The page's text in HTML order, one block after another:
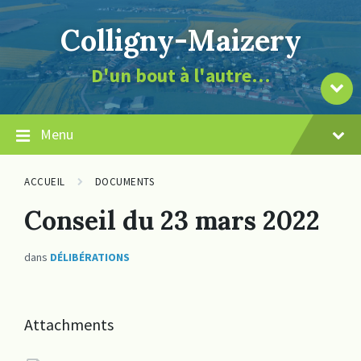
Skip
content
Skip
main
navigation
Skip
footer
Colligny-Maizery
D'un bout à l'autre…
Menu
Descendre
vers
la
ACCUEIL DOCUMENTS
Conseil du 23 mars 2022
dans DÉLIBÉRATIONS
Attachments